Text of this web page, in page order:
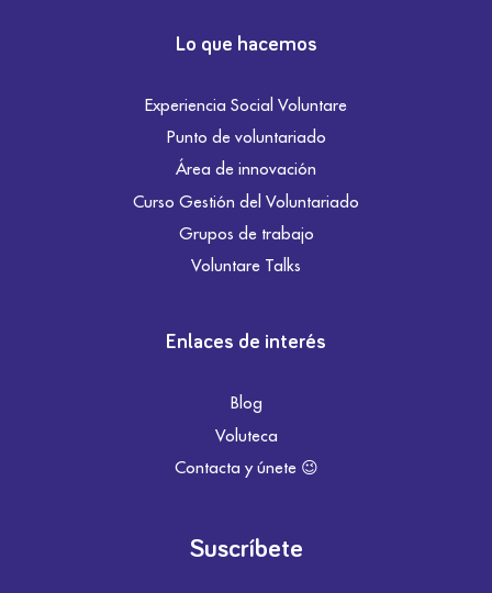
Lo que hacemos
Experiencia Social Voluntare
Punto de voluntariado
Área de innovación
Curso Gestión del Voluntariado
Grupos de trabajo
Voluntare Talks
Enlaces de interés
Blog
Voluteca
Contacta y únete 😉
Suscríbete